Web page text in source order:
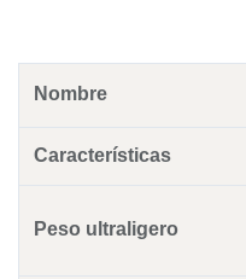
Nombre
Características
Peso ultraligero